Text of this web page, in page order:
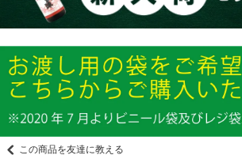
この商品を友達に教える